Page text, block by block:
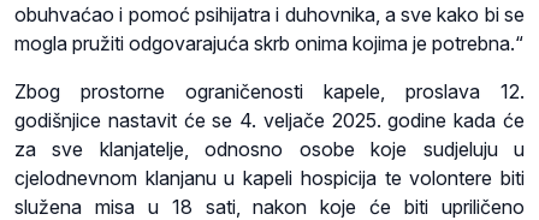
obuhvaćao i pomoć psihijatra i duhovnika, a sve kako bi se
mogla pružiti odgovarajuća skrb onima kojima je potrebna.“
Zbog prostorne ograničenosti kapele, proslava 12.
godišnjice nastavit će se 4. veljače 2025. godine kada će
za sve klanjatelje, odnosno osobe koje sudjeluju u
cjelodnevnom klanjanu u kapeli hospicija te volontere biti
služena misa u 18 sati, nakon koje će biti upriličeno